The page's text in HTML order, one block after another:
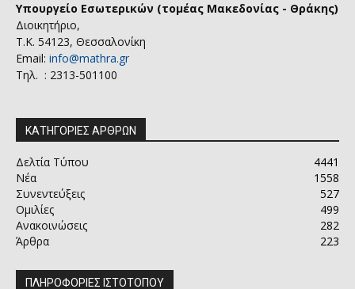
Υπουργείο Εσωτερικών (τομέας Μακεδονίας - Θράκης)
Διοικητήριο,
Τ.Κ. 54123, Θεσσαλονίκη
Email: info@mathra.gr
Τηλ. : 2313-501100
ΚΑΤΗΓΟΡΙΕΣ ΑΡΘΡΩΝ
Δελτία Τύπου
4441
Νέα
1558
Συνεντεύξεις
527
Ομιλίες
499
Ανακοινώσεις
282
Άρθρα
223
ΠΛΗΡΟΦΟΡΙΕΣ ΙΣΤΟΤΟΠΟΥ